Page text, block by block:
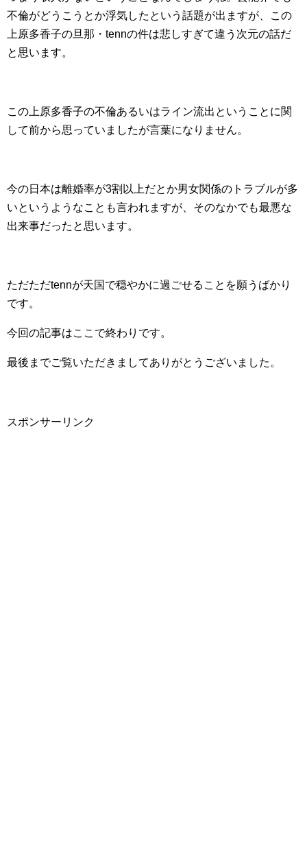
不倫がどうこうとか浮気したという話題が出ますが、この
上原多香子の旦那・tennの件は悲しすぎて違う次元の話だ
と思います。
この上原多香子の不倫あるいはライン流出ということに関
して前から思っていましたが言葉になりません。
今の日本は離婚率が3割以上だとか男女関係のトラブルが多
いというようなことも言われますが、そのなかでも最悪な
出来事だったと思います。
ただただtennが天国で穏やかに過ごせることを願うばかり
です。
今回の記事はここで終わりです。
最後までご覧いただきましてありがとうございました。
スポンサーリンク